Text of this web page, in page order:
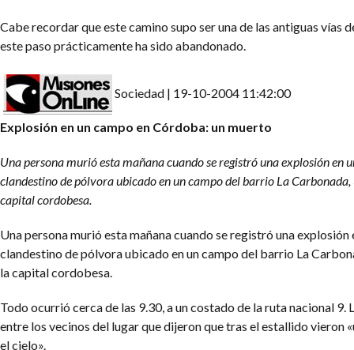
Cabe recordar que este camino supo ser una de las antiguas vías
este paso prácticamente ha sido abandonado.
Sociedad | 19-10-2004 11:42:00
Explosión en un campo en Córdoba: un muerto
Una persona murió esta mañana cuando se registró una explosión en
clandestino de pólvora ubicado en un campo del barrio La
capital cordobesa.
Una persona murió esta mañana cuando se registró una
clandestino de pólvora ubicado en un campo del barrio La
la capital cordobesa.
Todo ocurrió cerca de las 9.30, a un costado de la ruta nacional 9.
entre los vecinos del lugar que dijeron que tras el estallido vieron
el cielo».